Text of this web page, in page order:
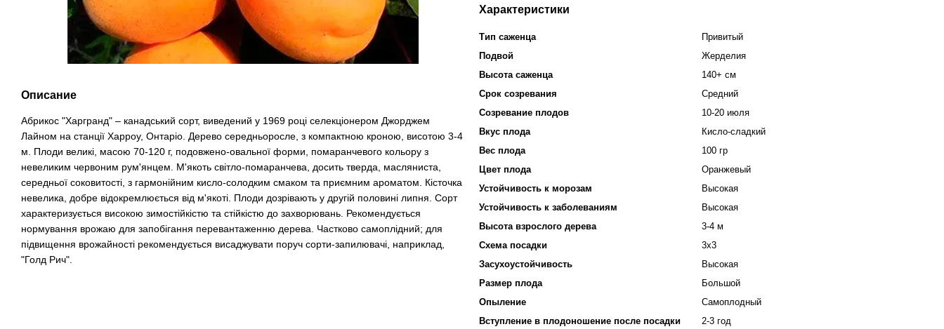
Описание
Абрикос "Харгранд" – канадський сорт, виведений у 1969 році селекціонером Джорджем
Лайном на станції Харроу, Онтаріо. Дерево середньоросле, з компактною кроною, висотою 3-4
м. Плоди великі, масою 70-120 г, подовжено-овальної форми, помаранчевого кольору з
невеликим червоним рум'янцем. М'якоть світло-помаранчева, досить тверда, масляниста,
середньої соковитості, з гармонійним кисло-солодким смаком та приємним ароматом. Кісточка
невелика, добре відокремлюється від м'якоті. Плоди дозрівають у другій половині липня. Сорт
характеризується високою зимостійкістю та стійкістю до захворювань. Рекомендується
нормування врожаю для запобігання перевантаженню дерева. Частково самоплідний; для
підвищення врожайності рекомендується висаджувати поруч сорти-запилювачі, наприклад,
"Голд Рич".
Характеристики
Тип саженца
Привитый
Подвой
Жерделия
Высота саженца
140+ см
Срок созревания
Средний
Созревание плодов
10-20 июля
Вкус плода
Кисло-сладкий
Вес плода
100 гр
Цвет плода
Оранжевый
Устойчивость к морозам
Высокая
Устойчивость к заболеваниям
Высокая
Высота взрослого дерева
3-4 м
Схема посадки
3х3
Засухоустойчивость
Высокая
Размер плода
Большой
Опыление
Самоплодный
Вступление в плодоношение после посадки
2-3 год